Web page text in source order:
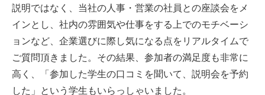
説明ではなく、当社の人事・営業の社員との座談会をメ
インとし、社内の雰囲気や仕事をする上でのモチベーシ
ョンなど、企業選びに際し気になる点をリアルタイムで
ご質問頂きました。その結果、参加者の満足度も非常に
高く、「参加した学生の口コミを聞いて、説明会を予約
した」という学生もいらっしゃいました。